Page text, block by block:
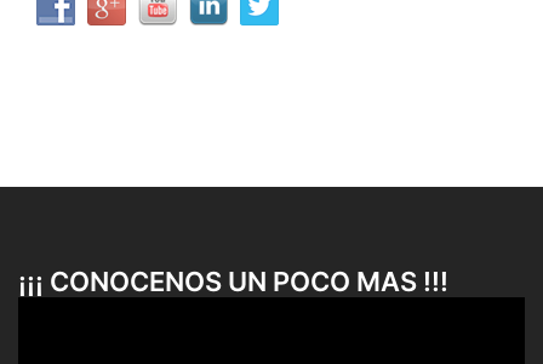
¡¡¡ CONOCENOS UN POCO MAS !!!